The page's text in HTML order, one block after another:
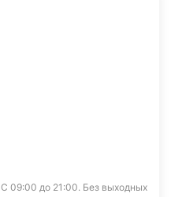
С 09:00 до 21:00. Без выходных